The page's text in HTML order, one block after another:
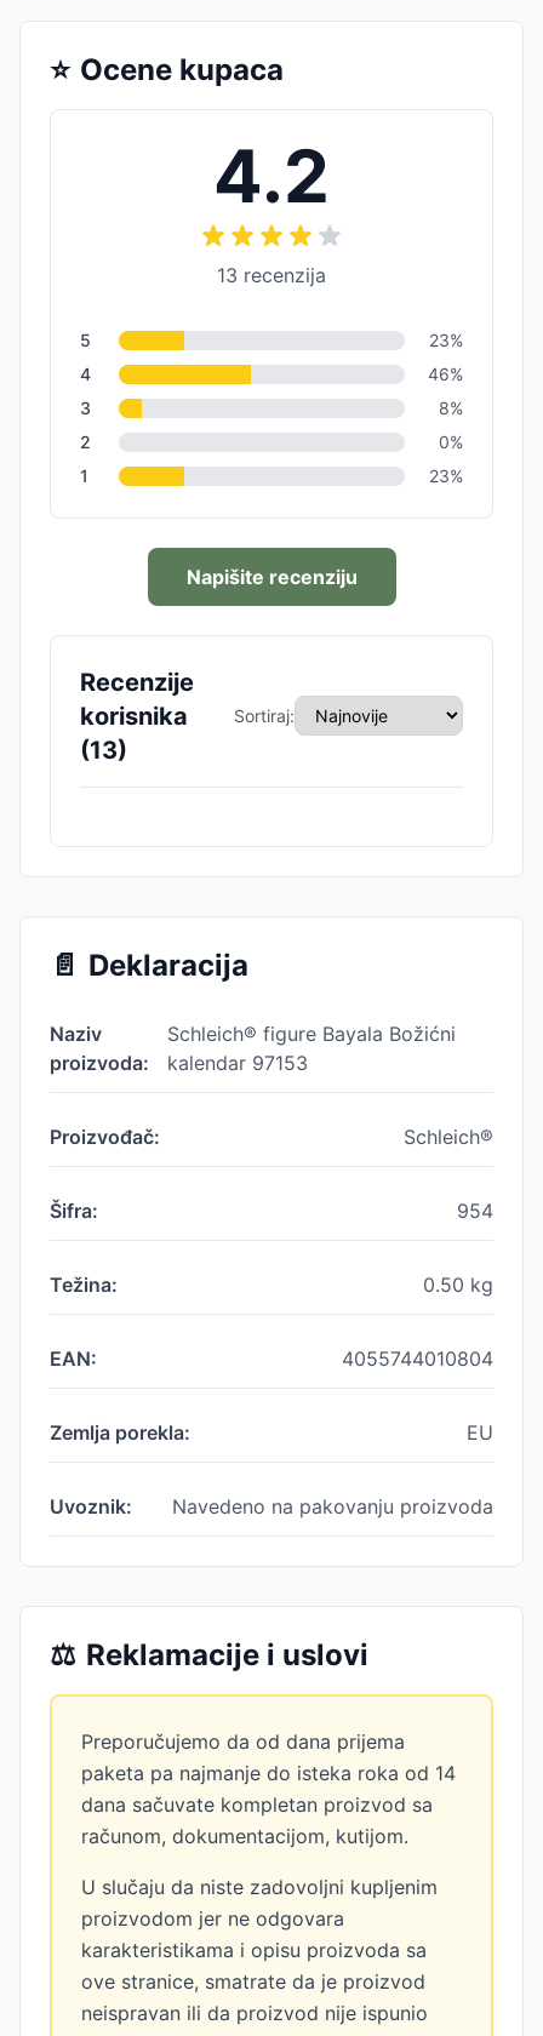
⭐ Ocene kupaca
4.2
13 recenzija
5 23%
4
46%
3
8%
2
0%
1
23%
Napišite recenziju
Recenzije
korisnika
(13)
Sortiraj:
📄 Deklaracija
Naziv
proizvoda:
Schleich® figure Bayala Božićni
kalendar 97153
Proizvođač: Schleich®
Šifra: 954
Težina: 0.50 kg
EAN: 4055744010804
Zemlja porekla: EU
Uvoznik: Navedeno na pakovanju proizvoda
⚖️ Reklamacije i uslovi
Preporučujemo da od dana prijema
paketa pa najmanje do isteka roka od 14
dana sačuvate kompletan proizvod sa
računom, dokumentacijom, kutijom.
U slučaju da niste zadovoljni kupljenim
proizvodom jer ne odgovara
karakteristikama i opisu proizvoda sa
ove stranice, smatrate da je proizvod
neispravan ili da proizvod nije ispunio